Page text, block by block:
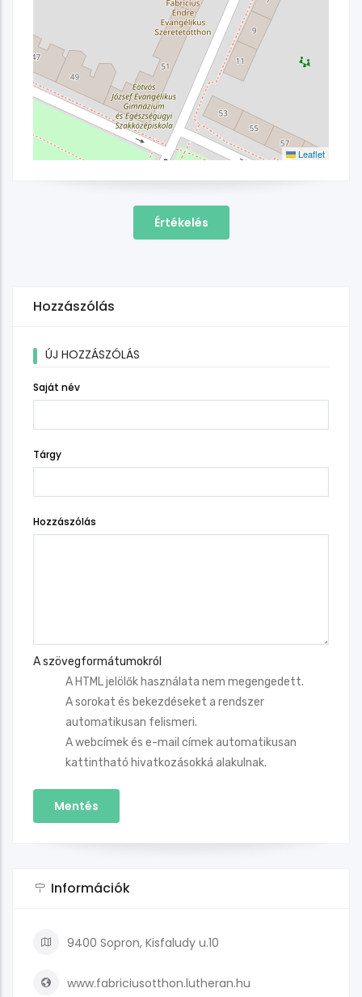
Leaflet
Értékelés
Hozzászólás
ÚJ HOZZÁSZÓLÁS
Saját név
Tárgy
Hozzászólás
A szövegformátumokról
A HTML jelölők használata nem megengedett.
A sorokat és bekezdéseket a rendszer
automatikusan felismeri.
A webcímek és e-mail címek automatikusan
kattintható hivatkozásokká alakulnak.
Információk
9400 Sopron, Kisfaludy u.10
www.fabriciusotthon.lutheran.hu